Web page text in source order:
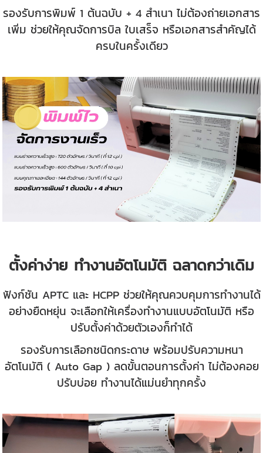
รองรับการพิมพ์ 1 ต้นฉบับ + 4 สำเนา ไม่ต้องถ่ายเอกสาร
เพิ่ม ช่วยให้คุณจัดการบิล ใบเสร็จ หรือเอกสารสำคัญได้
ครบในครั้งเดียว
ตั้งค่าง่าย ทำงานอัตโนมัติ ฉลาดกว่าเดิม
ฟังก์ชัน APTC และ HCPP ช่วยให้คุณควบคุมการทำงานได้
อย่างยืดหยุ่น จะเลือกให้เครื่องทำงานแบบอัตโนมัติ หรือ
ปรับตั้งค่าด้วยตัวเองก็ทำได้
รองรับการเลือกชนิดกระดาษ พร้อมปรับความหนา
อัตโนมัติ ( Auto Gap ) ลดขั้นตอนการตั้งค่า ไม่ต้องคอย
ปรับบ่อย ทำงานได้แม่นยำทุกครั้ง